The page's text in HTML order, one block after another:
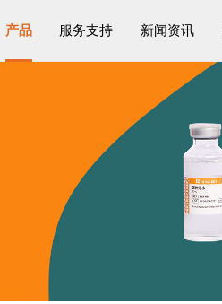
产品 服务支持 新闻资讯